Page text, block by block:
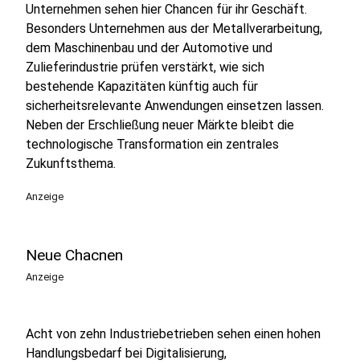
Unternehmen sehen hier Chancen für ihr Geschäft.
Besonders Unternehmen aus der Metallverarbeitung,
dem Maschinenbau und der Automotive und
Zulieferindustrie prüfen verstärkt, wie sich
bestehende Kapazitäten künftig auch für
sicherheitsrelevante Anwendungen einsetzen lassen.
Neben der Erschließung neuer Märkte bleibt die
technologische Transformation ein zentrales
Zukunftsthema.
Anzeige
Neue Chacnen
Anzeige
Acht von zehn Industriebetrieben sehen einen hohen
Handlungsbedarf bei Digitalisierung,